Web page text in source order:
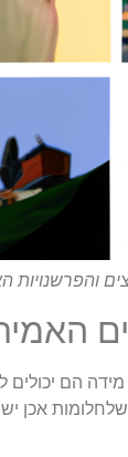
הם יכולים
שלחלומות